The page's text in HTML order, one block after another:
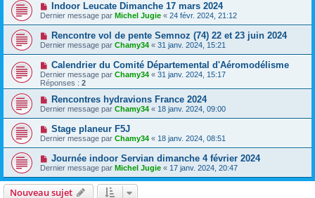
Indoor Leucate Dimanche 17 mars 2024
Dernier message par Michel Jugie « 24 févr. 2024, 21:12
Rencontre vol de pente Semnoz (74) 22 et 23 juin 2024
Dernier message par Chamy34 « 31 janv. 2024, 15:21
Calendrier du Comité Départemental d'Aéromodélisme
Dernier message par Chamy34 « 31 janv. 2024, 15:17
Réponses : 2
Rencontres hydravions France 2024
Dernier message par Chamy34 « 18 janv. 2024, 09:00
Stage planeur F5J
Dernier message par Chamy34 « 18 janv. 2024, 08:51
Journée indoor Servian dimanche 4 février 2024
Dernier message par Michel Jugie « 17 janv. 2024, 20:47
Nouveau sujet